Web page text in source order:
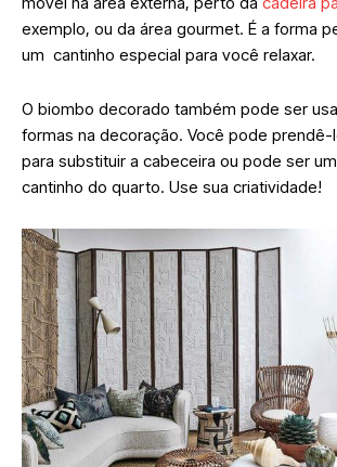
exemplo, ou da área gourmet. É a forma
um cantinho especial para você relaxar.
O biombo decorado também pode ser
formas na decoração. Você pode prendê-
para substituir a cabeceira ou pode ser
cantinho do quarto. Use sua criatividade!